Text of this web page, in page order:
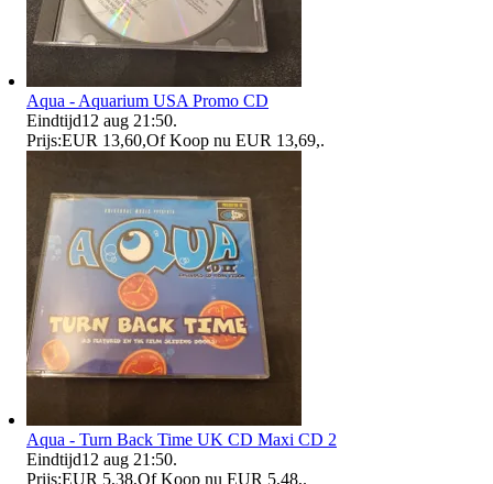
Aqua - Aquarium USA Promo CD
Eindtijd12 aug 21:50.
Prijs:EUR 13,60,Of Koop nu EUR 13,69,.
Aqua - Turn Back Time UK CD Maxi CD 2
Eindtijd12 aug 21:50.
Prijs:EUR 5,38,Of Koop nu EUR 5,48,.